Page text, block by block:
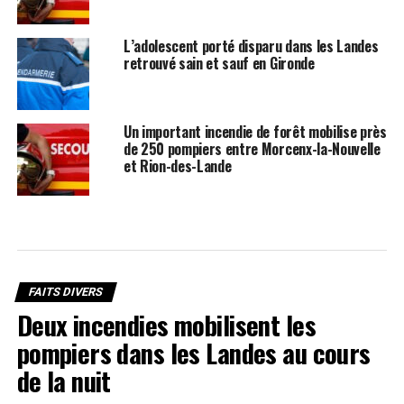
L’adolescent porté disparu dans les Landes
retrouvé sain et sauf en Gironde
Un important incendie de forêt mobilise près
de 250 pompiers entre Morcenx-la-Nouvelle
et Rion-des-Lande
FAITS DIVERS
Deux incendies mobilisent les
pompiers dans les Landes au cours
de la nuit